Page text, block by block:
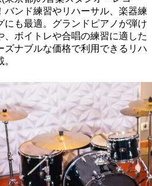
バンド練習やリハーサル、楽器練
にも最適。グランドピアノが弾け
、ボイトレや合唱の練習に適した
ナブルな価格で利用できるリハ